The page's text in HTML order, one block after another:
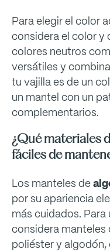
Para elegir el color
considera el color y
colores neutros
versátiles y
tu vajilla es de un
un mantel con un
complementarios.
¿Qué materiales
fáciles de
Los manteles de
por su apariencia
más cuidados.
considera manteles
poliéster y algodón,